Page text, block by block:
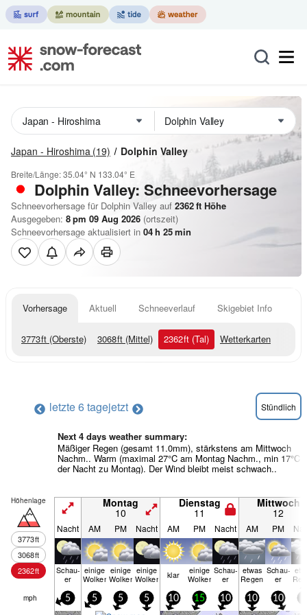
Japan - Hiroshima (19) Dolphin Valley
Breite/Länge:35.04° N 133.04° E
Dolphin Valley: Schneevorhersage
Schneevorhersage für Dolphin Valley auf 2362ft Höhe
Ausgegeben: 8 pm 09 Aug 2026 (ortszeit)
Schneevorhersage aktualisiert in 04h 25min
Vorhersage Aktuell Schneeverlauf Skigebiet Info
3773ft (Oberste) 3068ft (Mittel) 2362ft (Tal) Wetterkarten
letzte 6 tagejetzt Stündlich
Next 4 days weather summary:
Mäßiger Regen (gesamt 11.0mm), stärkstens am Mittwoch
Nachm.. Warm (maximal 27°C am Montag Nachm., min 17°C
der Nacht zu Montag). Der Wind bleibt meist schwach..
Höhenlage
3773ft
3068ft
2362ft
Montag
10
Dienstag
11
Mittwoch
12
Nacht AM PM Nacht AM PM Nacht AM PM
Schau­
er
einige
Wolken
einige
Wolken
einige
Wolken klar einige
Wolken
Schau­
er
etwas
Regen
Schau­
er
mph 5 5 5 5 10 15 10 10 10